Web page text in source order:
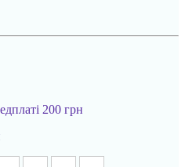
200 грн